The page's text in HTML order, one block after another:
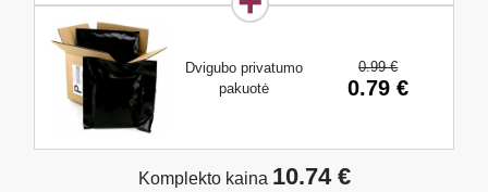
Dvigubo privatumo
pakuotė
0.99 €
0.79 €
Komplekto kaina 10.74 €